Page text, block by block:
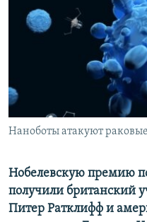
ПРОПАВШИЕ БЕЗ ВЕСТИ
ПОБЕДИТЕЛЕЙ НЕ СУДЯТ?
КРЫМ.НЕПОКОРЕННЫЙ
УКРАИНСКАЯ ПРОБЛЕМА
ПРИСОЕДИНЯЙТЕСЬ!
Все сайты RFE/RL
Наноботы атакуют
Нобелевскую премию
получили британский
Питер Ратклифф и